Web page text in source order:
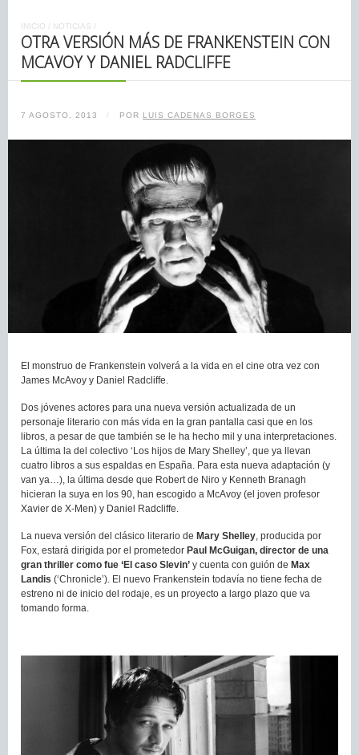
INICIO / NOTICIAS /
OTRA VERSIÓN MÁS DE FRANKENSTEIN CON
MCAVOY Y DANIEL RADCLIFFE
7 AGOSTO, 2013 / POR LUIS CADENAS BORGES
El monstruo de Frankenstein volverá a la vida en el cine otra vez con
James McAvoy y Daniel Radcliffe.
Dos jóvenes actores para una nueva versión actualizada de un
personaje literario con más vida en la gran pantalla casi que en los
libros, a pesar de que también se le ha hecho mil y una interpretaciones.
La última la del colectivo ‘Los hijos de Mary Shelley’, que ya llevan
cuatro libros a sus espaldas en España. Para esta nueva adaptación (y
van ya…), la última desde que Robert de Niro y Kenneth Branagh
hicieran la suya en los 90, han escogido a McAvoy (el joven profesor
Xavier de X-Men) y Daniel Radcliffe.
La nueva versión del clásico literario de Mary Shelley , producida por
Fox, estará dirigida por el prometedor Paul McGuigan, director de una
gran thriller como fue ‘El caso Slevin’ y cuenta con guión de Max
Landis (‘Chronicle’). El nuevo Frankenstein todavía no tiene fecha de
estreno ni de inicio del rodaje, es un proyecto a largo plazo que va
tomando forma.